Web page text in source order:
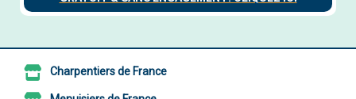
Charpentiers de France